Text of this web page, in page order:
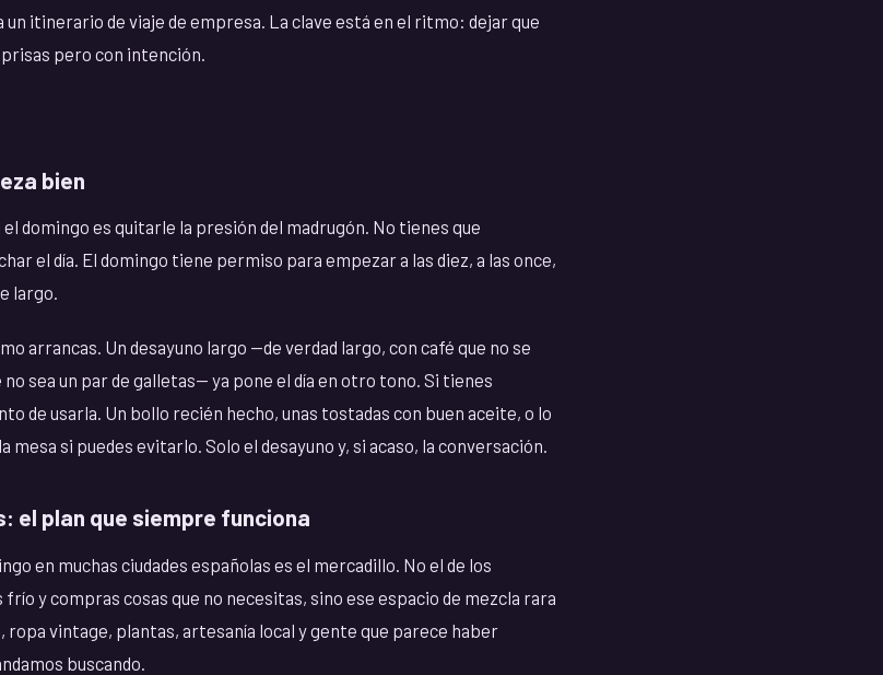
un itinerario de viaje de empresa. La clave está en el ritmo: dejar que
pero con intención.
bien
domingo es quitarle la presión del madrugón. No tienes que
el día. El domingo tiene permiso para empezar a las diez, a las once,
largo.
arrancas. Un desayuno largo —de verdad largo, con café que no se
sea un par de galletas— ya pone el día en otro tono. Si tienes
de usarla. Un bollo recién hecho, unas tostadas con buen aceite, o lo
mesa si puedes evitarlo. Solo el desayuno y, si acaso, la conversación.
el plan que siempre funciona
en muchas ciudades españolas es el mercadillo. No el de los
y compras cosas que no necesitas, sino ese espacio de mezcla rara
ropa vintage, plantas, artesanía local y gente que parece haber
buscando.